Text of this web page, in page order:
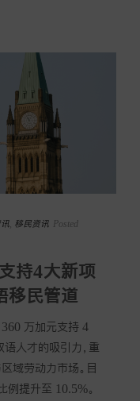
移民资讯 Posted
持4大新项
移民管道
万加元支持 4
人才的吸引力，重
域劳动力市场。目
例提升至 10.5%。